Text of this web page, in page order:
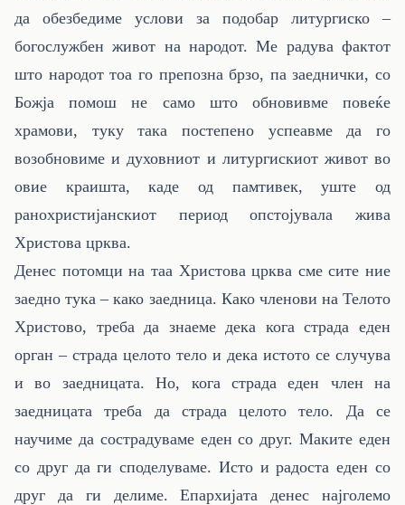
да обезбедиме услови за подобар литургиско –
богослужбен живот на народот. Ме радува фактот
што народот тоа го препозна брзо, па заеднички, со
Божја помош не само што обновивме повеќе
храмови, туку така постепено успеавме да го
возобновиме и духовниот и литургискиот живот во
овие краишта, каде од памтивек, уште од
ранохристијанскиот период опстојувала жива
Христова црква.
Денес потомци на таа Христова црква сме сите ние
заедно тука – како заедница. Како членови на Телото
Христово, треба да знаеме дека кога страда еден
орган – страда целото тело и дека истото се случува
и во заедницата. Но, кога страда еден член на
заедницата треба да страда целото тело. Да се
научиме да сострадуваме еден со друг. Маките еден
со друг да ги споделуваме. Исто и радоста еден со
друг да ги делиме. Епархијата денес најголемо